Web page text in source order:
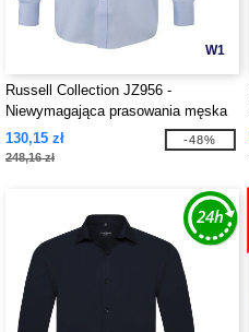
W1
Russell Collection JZ956 -
Niewymagająca prasowania męska
koszula
130,15 zł
248,16 zł
-48%